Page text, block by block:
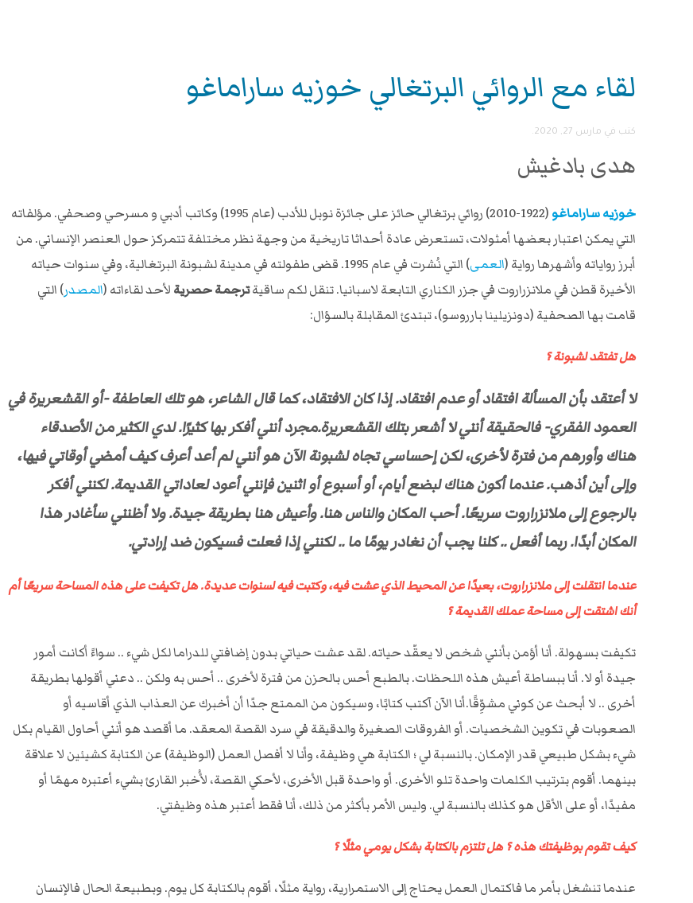
لقاء مع الروائي البرتغالي خوزيه ساراماغو
كتب في مارس 27, 2020 .
هدى بادغيش
خوزيه ساراماغو
(1922-2010) روائي برتغالي حائز على جائزة نوبل للأدب (عام 1995) وكاتب أدبي و مسرحي وصحفي. مؤلفاته
التي يمكن اعتبار بعضها أمثولات، تستعرض عادة أحداثا تاريخية من وجهة نظر مختلفة تتمركز حول العنصر الإنساني. من
أبرز رواياته وأشهرها رواية (العمى
) التي نُشرت في عام 1995. قضى طفولته في مدينة لشبونة البرتغالية، وفي سنوات حياته
الأخيرة قطن في ملانزراروت في جزر الكناري التابعة لاسبانيا. تنقل لكم ساقيةترجمة حصرية لأحد لقاءاته (المصدر) التي
قامت بها الصحفية (دونزيلينا بارروسو)، تبتدئ المقابلة بالسؤال:
هل تفتقد لشبونة ؟
لا أعتقد بأن المسألة افتقاد أو عدم افتقاد. إذا كان الافتقاد، كما قال الشاعر، هو تلك العاطفة -أو القشعريرة في
العمود الفقري- فالحقيقة أنني لا أشعر بتلك القشعريرة.مجرد أنني أفكر بها كثيرًا. لدي الكثير من الأصدقاء
هناك وأورهم من فترة لأخرى، لكن إحساسي تجاه لشبونة الآن هو أنني لم أعد أعرف كيف أمضي أوقاتي فيها،
وإلى أين أذهب. عندما أكون هناك لبضع أيام، أو أسبوع أو اثنين فإنني أعود لعاداتي القديمة. لكنني أفكر
بالرجوع إلى ملانزراروت سريعًا. أحب المكان والناس هنا. وأعيش هنا بطريقة جيدة. ولا أظنني سأغادر هذا
المكان أبدًا. ربما أفعل .. كلنا يجب أن نغادر يومًا ما .. لكنني إذا فعلت فسيكون ضد إرادتي.
عندما انتقلت إلى ملانزراروت، بعيدًا عن المحيط الذي عشت فيه، وكتبت فيه لسنوات عديدة. هل تكيفت على هذه المساحة سريعًا أم
أنك اشتقت إلى مساحة عملك القديمة ؟
تكيفت بسهولة. أنا أؤمن بأنني شخص لا يعقّد حياته. لقد عشت حياتي بدون إضافتي للدراما لكل شيء .. سواءً أكانت أمور
جيدة أو لا. أنا ببساطة أعيش هذه اللحظات. بالطبع أحس بالحزن من فترة لأخرى .. أحس به ولكن .. دعني أقولها بطريقة
أخرى .. لا أبحث عن كوني مشوِّقًا.أنا الآن آكتب كتابًا، وسيكون من الممتع جدًا أن أخبرك عن العذاب الذي أقاسيه أو
الصعوبات في تكوين الشخصيات. أو الفروقات الصغيرة والدقيقة في سرد القصة المعقد. ما أقصد هو أنني أحاول القيام بكل
شيء بشكل طبيعي قدر الإمكان. بالنسبة لي ؛ الكتابة هي وظيفة، وأنا لا أفصل العمل (الوظيفة) عن الكتابة كشيئين لا علاقة
بينهما. أقوم بترتيب الكلمات واحدة تلو الأخرى. أو واحدة قبل الأخرى، لأحكي القصة، لأُخبر القارئ بشيء أعتبره مهمًا أو
مفيدًا، أو على الأقل هو كذلك بالنسبة لي. وليس الأمر بأكثر من ذلك، أنا فقط أعتبر هذه وظيفتي.
كيف تقوم بوظيفتك هذه ؟ هل تلتزم بالكتابة بشكل يومي مثلًا ؟
عندما تنشغل بأمر ما فاكتمال العمل يحتاج إلى الاستمرارية، رواية مثلًا، أقوم بالكتابة كل يوم. وبطبيعة الحال فالإنسان